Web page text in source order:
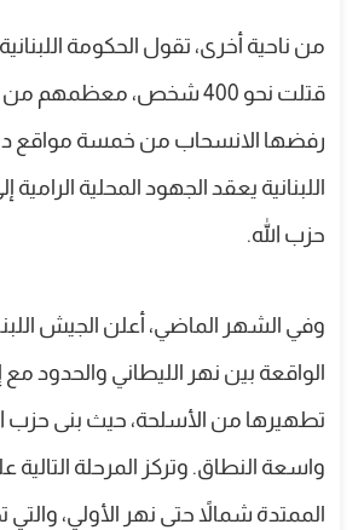
من ناحية أخرى، تقول الحكومة
قتلت نحو 400 شخص، معظمهم
رفضها الانسحاب من خمسة مواقع
اللبنانية يعقد الجهود المحلية الرامية
حزب الله.
وفي الشهر الماضي، أعلن الجيش
الواقعة بين نهر الليطاني والحدود
تطهيرها من الأسلحة، حيث بنى حزب
واسعة النطاق. وتركز المرحلة التالية
الممتدة شمالاً حتى نهر الأولي،